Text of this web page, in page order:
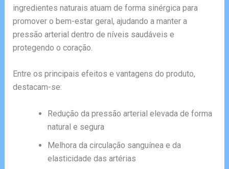
ingredientes naturais atuam de forma sinérgica para
promover o bem-estar geral, ajudando a manter a
pressão arterial dentro de níveis saudáveis e
protegendo o coração.
Entre os principais efeitos e vantagens do produto,
destacam-se:
Redução da pressão arterial elevada de forma
natural e segura
Melhora da circulação sanguínea e da
elasticidade das artérias